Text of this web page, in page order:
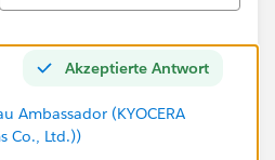
Akzeptierte Antwort
Ambassador (KYOCERA
Co., Ltd.))